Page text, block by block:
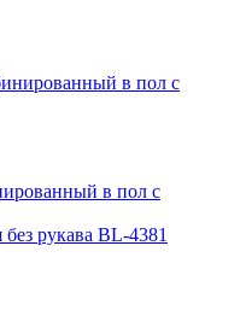
в пол с